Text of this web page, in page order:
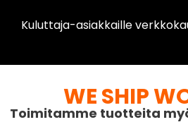
Kuluttaja-asiakkaille
WE SHIP
Toimitamme tuotteita